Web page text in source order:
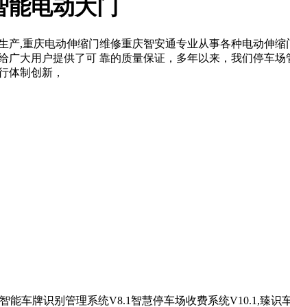
能电动大门
产,重庆电动伸缩门维修重庆智安通专业从事各种电动伸
广大用户提供了可 靠的质量保证，多年以来，我们停车
体制创新，